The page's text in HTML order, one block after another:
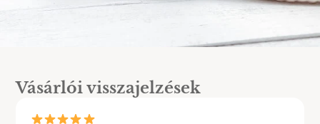
Vásárlói visszajelzések